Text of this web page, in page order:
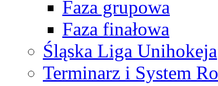
Faza grupowa
Faza finałowa
Śląska Liga Unihokeja
Terminarz i System